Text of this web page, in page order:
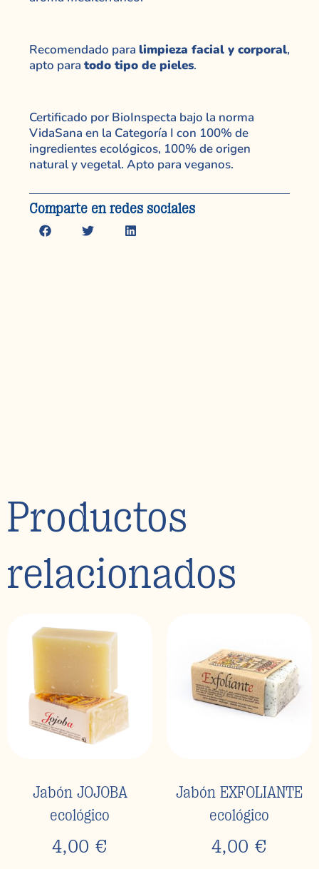
Recomendado para limpieza facial y corporal,
apto paratodo tipo de pieles.
Certificado por BioInspecta bajo la norma
VidaSana en la Categoría I con 100% de
ingredientes ecológicos, 100% de origen
natural y vegetal. Apto para veganos.
Comparte en redes sociales
Productos
relacionados
Jabón JOJOBA
ecológico
4,00 €
Jabón EXFOLIANTE
ecológico
4,00 €